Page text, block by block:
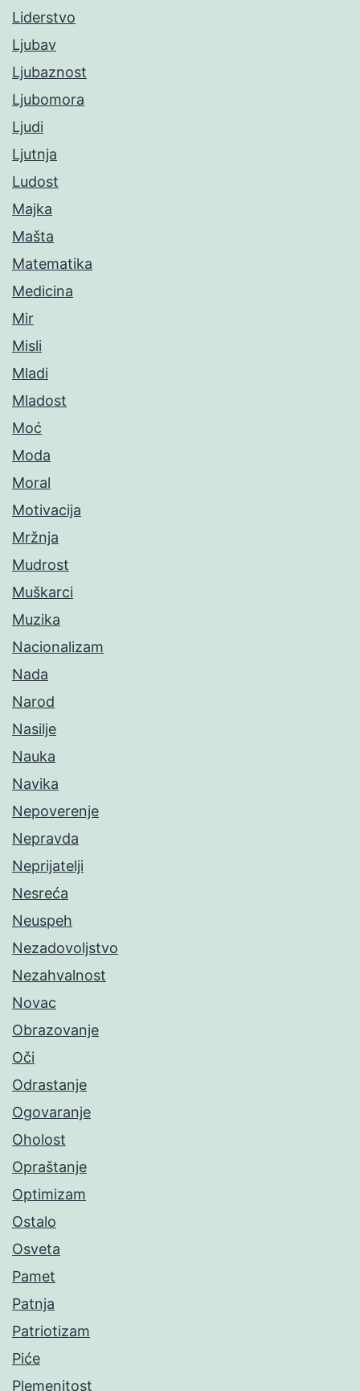
Liderstvo
Ljubav
Ljubaznost
Ljubomora
Ljudi
Ljutnja
Ludost
Majka
Mašta
Matematika
Medicina
Mir
Misli
Mladi
Mladost
Moć
Moda
Moral
Motivacija
Mržnja
Mudrost
Muškarci
Muzika
Nacionalizam
Nada
Narod
Nasilje
Nauka
Navika
Nepoverenje
Nepravda
Neprijatelji
Nesreća
Neuspeh
Nezadovoljstvo
Nezahvalnost
Novac
Obrazovanje
Oči
Odrastanje
Ogovaranje
Oholost
Opraštanje
Optimizam
Ostalo
Osveta
Pamet
Patnja
Patriotizam
Piće
Plemenitost